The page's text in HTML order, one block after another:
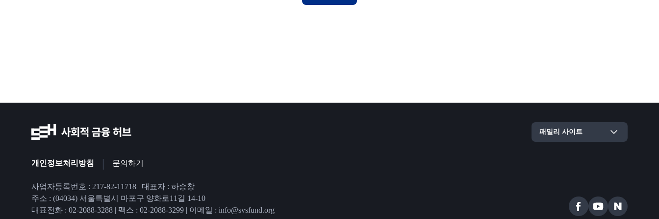
개인정보처리방침 | 문의하기
사업자등록번호 : 217-82-11718 | 대표자 : 하승창
주소 : (04034) 서울특별시 마포구 양화로11길 14-10
대표전화 : 02-2088-3288 | 팩스 : 02-2088-3299 | 이메일 : info@svsfund.org